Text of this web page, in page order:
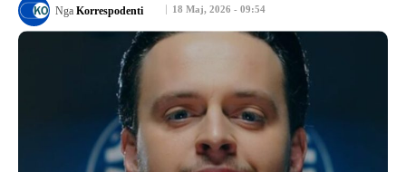
18 Maj, 2026 - 09:54
Nga Korrespodenti